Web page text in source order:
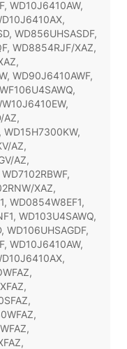
WD10J6410AW,
WD856UHSASDF,
WD8854RJF/XAZ,
WD90J6410AWF,
AZ,
WD15H7300KW,
AZ,
AZ,
XAZ,
WD0854W8EF1,
WD103U4SAWQ,
WD106UHSAGDF,
WD10J6410AW,